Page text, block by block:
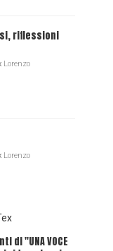
riflessioni
Lorenzo
Lorenzo
di "UNA VOCE